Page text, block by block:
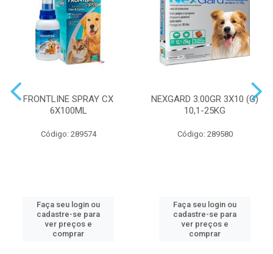
FRONTLINE SPRAY CX
6X100ML
Código: 289574
Faça seu login ou
cadastre-se para
ver preços e
comprar
NEXGARD 3.00GR 3X10 (G)
10,1-25KG
Código: 289580
Faça seu login ou
cadastre-se para
ver preços e
comprar